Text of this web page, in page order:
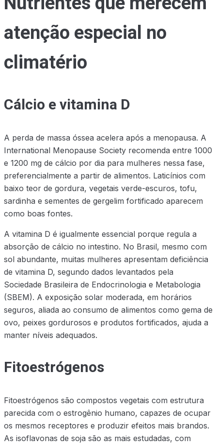
atenção especial no
climatério
Cálcio e vitamina D
A perda de massa óssea acelera após a menopausa. A
International Menopause Society recomenda entre 1000
e 1200 mg de cálcio por dia para mulheres nessa fase,
preferencialmente a partir de alimentos. Laticínios com
baixo teor de gordura, vegetais verde-escuros, tofu,
sardinha e sementes de gergelim fortificado aparecem
como boas fontes.
A vitamina D é igualmente essencial porque regula a
absorção de cálcio no intestino. No Brasil, mesmo com
sol abundante, muitas mulheres apresentam deficiência
de vitamina D, segundo dados levantados pela
Sociedade Brasileira de Endocrinologia e Metabologia
(SBEM). A exposição solar moderada, em horários
seguros, aliada ao consumo de alimentos como gema de
ovo, peixes gordurosos e produtos fortificados, ajuda a
manter níveis adequados.
Fitoestrógenos
Fitoestrógenos são compostos vegetais com estrutura
parecida com o estrogênio humano, capazes de ocupar
os mesmos receptores e produzir efeitos mais brandos.
As isoflavonas de soja são as mais estudadas, com